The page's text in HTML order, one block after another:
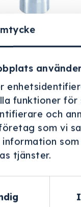
funktioner
och
som vi
information
tjänster.